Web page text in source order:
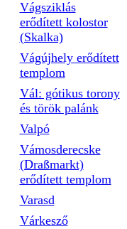
Vágsziklás
erődített kolostor
(Skalka)
Vágújhely erődített
templom
Vál: gótikus torony
és török palánk
Valpó
Vámosderecske
(Draßmarkt)
erődített templom
Varasd
Várkesző